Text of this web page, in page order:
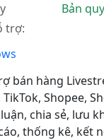
Bản
trợ:
bán hàng
Shopee,
chia sẻ, lưu
thống kê, kết